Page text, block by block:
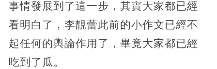
事情發展到了這一步，其實大家都已經
看明白了，李靚蕾此前的小作文已經不
起任何的輿論作用了，畢竟大家都已經
吃到了瓜。